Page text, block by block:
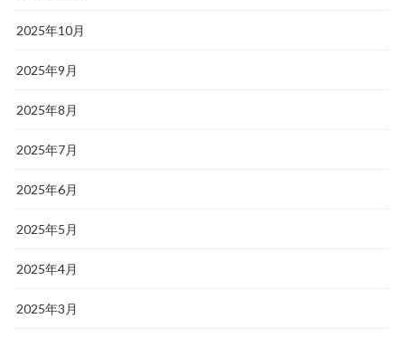
2025年10月
2025年9月
2025年8月
2025年7月
2025年6月
2025年5月
2025年4月
2025年3月